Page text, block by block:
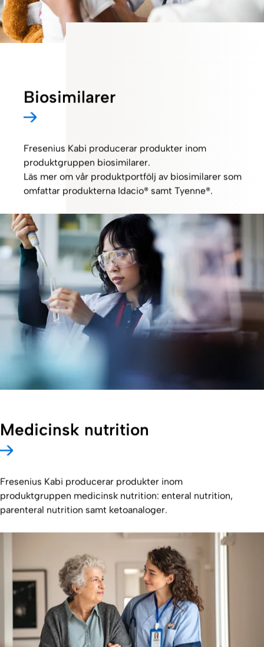
Biosimilarer
Fresenius Kabi producerar produkter inom
produktgruppen biosimilarer.
Läs mer om vår produktportfölj av biosimilarer som
omfattar produkterna Idacio® samt Tyenne®.
Medicinsk nutrition
Fresenius Kabi producerar produkter inom
produktgruppen medicinsk nutrition: enteral nutrition,
parenteral nutrition samt ketoanaloger.